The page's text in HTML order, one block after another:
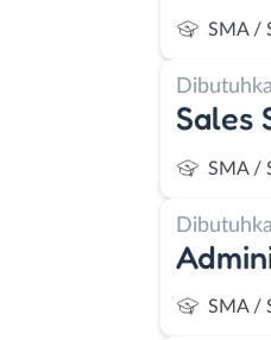
SMA /
Sales
SMA /
SMA /